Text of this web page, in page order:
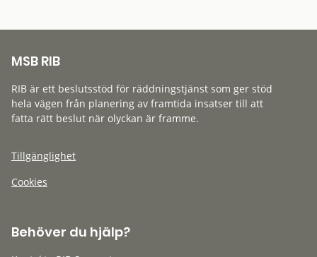
MSB RIB
RIB är ett beslutsstöd för räddningstjänst som ger stöd
hela vägen från planering av framtida insatser till att
fatta rätt beslut när olyckan är framme.
Tillgänglighet
Cookies
Behöver du hjälp?